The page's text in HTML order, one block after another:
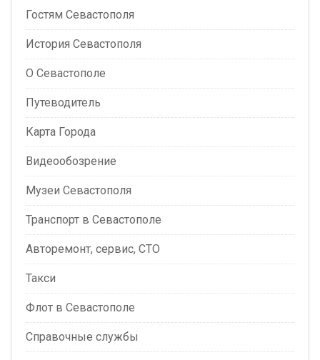
Гостям Севастополя
История Севастополя
О Севастополе
Путеводитель
Карта Города
Видеообозрение
Музеи Севастополя
Транспорт в Севастополе
Авторемонт, сервис, СТО
Такси
Флот в Севастополе
Справочные службы